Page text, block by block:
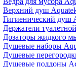
Верхний душ
Гигиенический душ
Держатели
Дозаторы жидкого
Душевые наборы
Душевые
Душевые поддоны